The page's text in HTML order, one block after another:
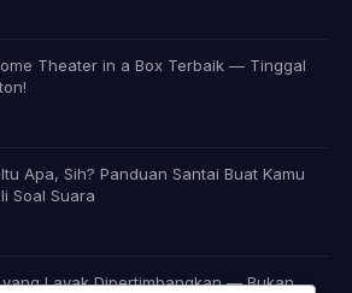
Theater in a Box Terbaik — Tinggal
Apa, Sih? Panduan Santai Buat Kamu
Soal Suara
Layak Dipertimbangkan — Bukan